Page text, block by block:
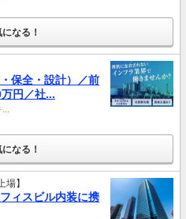
なる！
保全・設計）／前
円／社...
なる！
】
ィスビル内装に携